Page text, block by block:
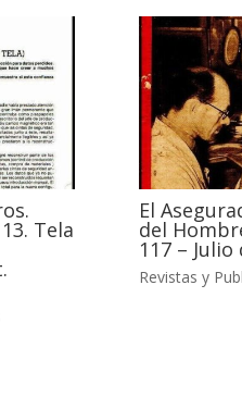
Tela
El
del
117 – Julio
Revistas y